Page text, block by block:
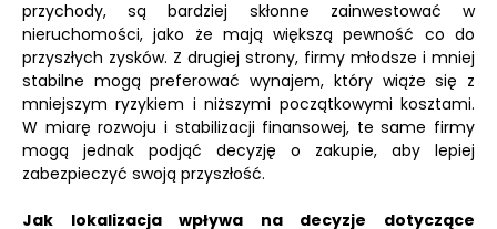
przychody, są bardziej skłonne zainwestować w
nieruchomości, jako że mają większą pewność co do
przyszłych zysków. Z drugiej strony, firmy młodsze i mniej
stabilne mogą preferować wynajem, który wiąże się z
mniejszym ryzykiem i niższymi początkowymi kosztami.
W miarę rozwoju i stabilizacji finansowej, te same firmy
mogą jednak podjąć decyzję o zakupie, aby lepiej
zabezpieczyć swoją przyszłość.
Jak lokalizacja wpływa na decyzje dotyczące